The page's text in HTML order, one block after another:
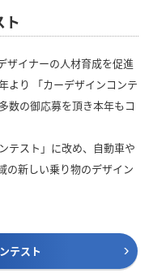
ト
ザイナーの人材育成を促進
より 「カーデザインコンテ
数の御応募を頂き本年もコ
テスト」に改め、自動車や
の新しい乗り物のデザイン
テスト